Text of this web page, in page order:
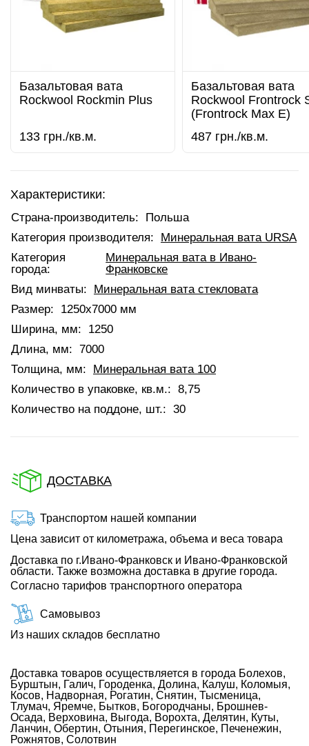
Базальтовая вата
Rockwool Rockmin Plus
133 грн./кв.м.
Базальтовая вата
Rockwool Frontrock
(Frontrock Max E)
487 грн./кв.м.
Характеристики:
Страна-производитель:
Польша
Категория производителя:
Минеральная вата URSA
Категория
города:
Минеральная вата в Ивано-
Франковске
Вид минваты:
Минеральная вата стекловата
Размер:
1250x7000 мм
Ширина, мм:
1250
Длина, мм: 7000
Толщина, мм:
Минеральная вата 100
Количество в упаковке, кв.м.: 8,75
Количество на поддоне, шт.: 30
ДОСТАВКА
Транспортом нашей компании
Цена зависит от километража, объема и веса товара
Доставка по г.Ивано-Франковск и Ивано-Франковской
области. Также возможна доставка в другие города.
Согласно тарифов транспортного оператора
Самовывоз
Из наших складов бесплатно
Доставка товаров осуществляется в города Болехов,
Бурштын, Галич, Городенка, Долина, Калуш, Коломыя,
Косов, Надворная, Рогатин, Снятин, Тысменица,
Тлумач, Яремче, Бытков, Богородчаны, Брошнев-
Осада, Верховина, Выгода, Ворохта, Делятин, Куты,
Ланчин, Обертин, Отыния, Перегинское, Печенежин,
Рожнятов, Солотвин